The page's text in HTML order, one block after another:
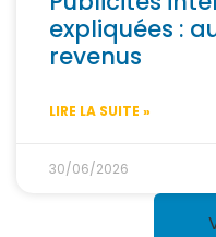
expliquées :
revenus
LIRE LA SUITE »
30/06/2026